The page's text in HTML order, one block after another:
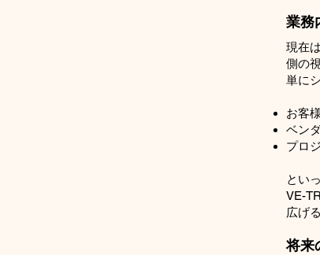
業務
現在
側の
単に
お客
ベン
プロ
とい
VE-
広げ
将来